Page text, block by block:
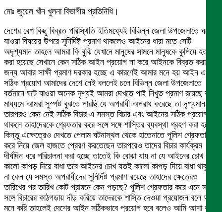
মোঃ জুয়েল খাঁন খুলনা বিভাগীয় প্রতিনিধি।
দেশের বেশ কিছু বিব্রত পরিস্থিতি ইতিমধ্যেই বিভিন্ন জেলা উপজেলাতে ঘটে
যাওয়া বিষয়ের উপরে সুনির্দিষ্ট প্রমাণ থাকলেও আইনের ধারা মতে সেটি
অদৃশ্যমান তাহলে আমরা কি বুঝি যেখানে মানুষের সামনে মানুষকে কুপিয়ে হত্যা
করা হয়েছে সেখানে কেন সঠিক আইন প্রয়োগ না করে আইনকে বিব্রত করার
জন্য আবার সাক্ষী প্রমাণ দরকার হচ্ছে এ কারণেই আমার মনে হয় আইন এর
সঠিক প্রয়োগ আমাদের দেশে নেই বললেই চলে বিভিন্ন জেলা উপজেলাতে
বর্তমানে ঘটে যাওয়া অনেক দৃশ্যই আমরা দেখতে পাই নিখুত প্রমাণ রয়েছে যার
মাধ্যমে আমরা সুস্পষ্ট বুঝতে পারছি যে অপরাধী অপরাধ করেছে তা দৃশ্যমান
তারপরও কেন নেই সঠিক বিচার এ সমস্ত বিচার এবং আইনের সঠিক প্রয়োগ
থাকলে তাহাদেরকে গ্রেফতার করে সঙ্গে সঙ্গে শাস্তির ব্যবস্থা গ্রহণ করা হতো
কিন্তু এক্ষেত্রেও দেখতে পেলাম ঘটনাস্থল থেকে হাতেনাতে পুলিশ গ্রেফতার
করে নিয়ে জেল হাজতে প্রেরণ করতেছেন তারপরেও তাদের বিচার কার্যক্রম
দীর্ঘদিন ধরে পরিচালনা করা হচ্ছে তাতেই কি বোঝা যায় না যে আইনের চোখ
কালো কাপড় দিয়ে বাধা তবে আইনের চোখ যতই কালো কাপড় দিয়ে বাধা থাকুক
না কেন যে সমস্ত অপরাধীদের সুনির্দিষ্ট প্রমাণ রয়েছে তাহাদের ক্ষেত্রেও
তারিখের পর তারিখ কোট প্রাঙ্গনে কেন পড়ছে? পুলিশ গ্রেফতার করে এনে সঙ্গে
সঙ্গে বিচারের কাঠগড়ায় দাঁড় করিয়ে তাদেরকে শাস্তি দেওয়া প্রয়োজন বলে আমি
মনে করি তাহলেই দেশের আইন সঠিকভাবে প্রয়োগ হবে বলেও আমি আশা করি